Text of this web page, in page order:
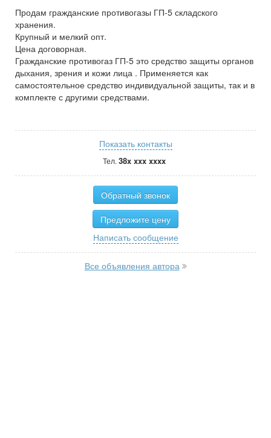
Продам гражданские противогазы ГП-5 складского
хранения.
Крупный и мелкий опт.
Цена договорная.
Гражданские противогаз ГП-5 это средство защиты органов
дыхания, зрения и кожи лица . Применяется как
самостоятельное средство индивидуальной защиты, так и в
комплекте с другими средствами.
Показать контакты
Тел. 38x xxx xxxx
Обратный звонок
Предложите цену
Написать сообщение
Все объявления автора